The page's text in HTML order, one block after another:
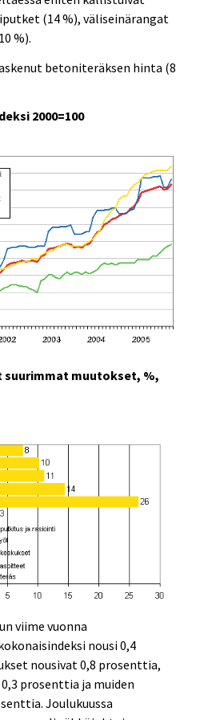
(14 %), väliseinärangat
%).
betoniteräksen hinta (8
2000=100
suurimmat muutokset, %,
viime vuonna
nousi 0,4
nousivat 0,8 prosenttia,
prosenttia ja muiden
Joulukuussa